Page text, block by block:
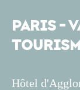
PARIS -
Hôtel